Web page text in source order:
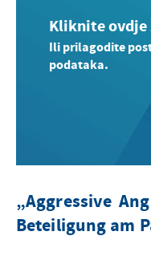
Kliknite ovdje
Ili prilagodite
podataka.
„Aggressive
Beteiligung am